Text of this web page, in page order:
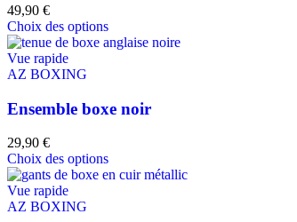
49,90 €
Choix des options
Vue rapide
AZ BOXING
Ensemble boxe noir
29,90 €
Choix des options
Vue rapide
AZ BOXING